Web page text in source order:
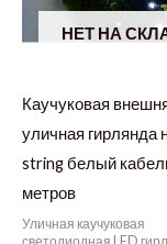
НЕТ НА
Каучуковая
уличная гирлянда
string белый
метров
Уличная каучуковая